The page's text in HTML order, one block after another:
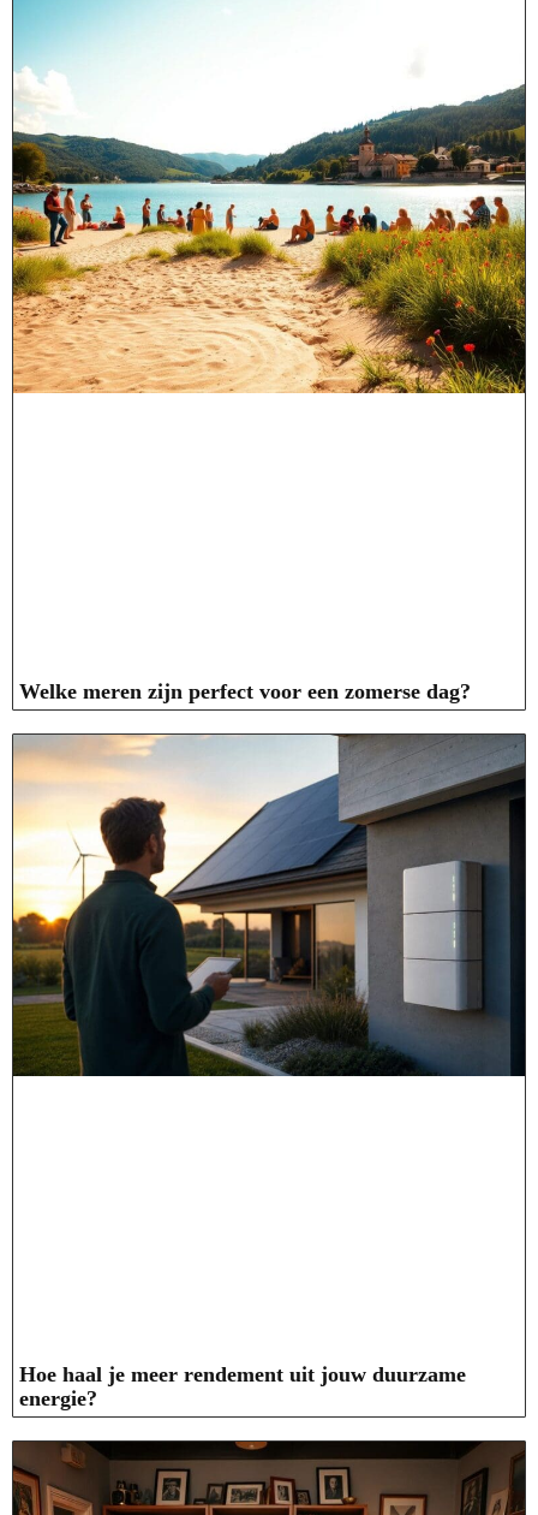
Welke meren zijn perfect voor een zomerse dag?
Hoe haal je meer rendement uit jouw duurzame
energie?